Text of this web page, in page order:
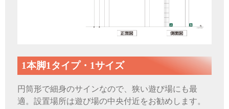
1本脚1タイプ・1サイズ
円筒形で細身のサインなので、狭い遊び場にも最
適。設置場所は遊び場の中央付近をお勧めします。